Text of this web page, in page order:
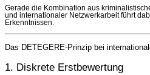
Gerade die Kombination aus
und internationaler Netzwerkarbeit führt
Erkenntnissen.
Das DETEGERE-Prinzip bei
1. Diskrete Erstbewertung